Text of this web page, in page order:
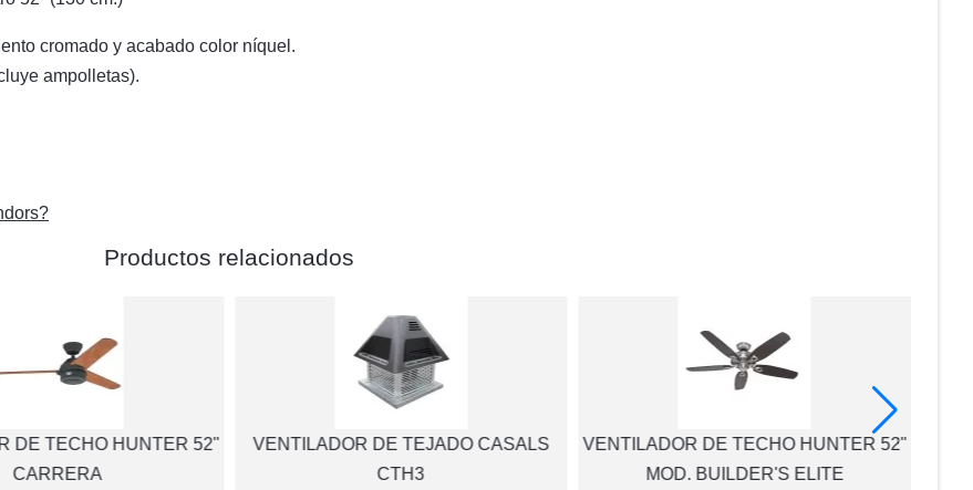
cromado y acabado color níquel.
ampolletas).
Productos relacionados
DE TECHO HUNTER 52"
CARRERA
VENTILADOR DE TEJADO CASALS
CTH3
VENTILADOR DE TECHO HUNTER 52"
MOD. BUILDER'S ELITE